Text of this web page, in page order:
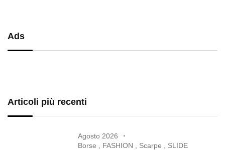
Ads
Articoli più recenti
Agosto 2026
Borse
FASHION Scarpe SLIDE